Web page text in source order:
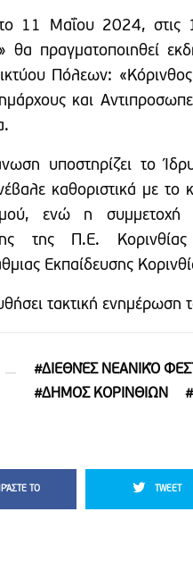
11 Μαΐου 2024, στις
θα πραγματοποιηθεί
Πόλεων:
και
υποστηρίζει το
καθοριστικά με το
ενώ η συμμετοχή
της Π.Ε.
Εκπαίδευσης
τακτική ενημέρωση
#ΔΙΕΘΝΈΣ ΝΕΑΝΙΚΌ
#ΔΗΜΟΣ ΚΟΡΙΝΘΙΩΝ
ΤΟ TWEET